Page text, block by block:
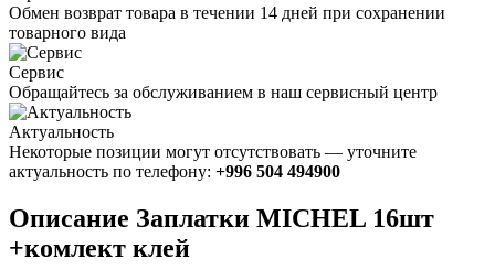
Обмен возврат товара в течении 14 дней при сохранении
товарного вида
Сервис
Обращайтесь за обслуживанием в наш сервисный центр
Актуальность
Некоторые позиции могут отсутствовать — уточните
актуальность по телефону: +996 504 494900
Описание Заплатки MICHEL 16шт
+комлект клей